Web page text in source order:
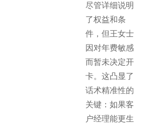
尽管详细说明
了权益和条
件，但王女士
因对年费敏感
而暂未决定开
卡。这凸显了
话术精准性的
关键：如果客
户经理能更生